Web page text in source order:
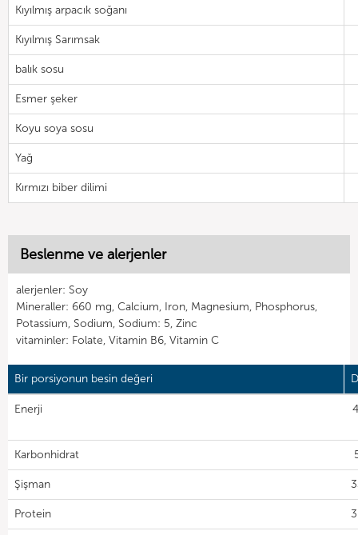
Kıyılmış arpacık soğanı
Kıyılmış Sarımsak
balık sosu
Esmer şeker
Koyu soya sosu
Yağ
Kırmızı biber dilimi
Beslenme ve alerjenler
alerjenler: Soy
Mineraller: 660 mg, Calcium, Iron, Magnesium, Phosphorus,
Potassium, Sodium, Sodium: 5, Zinc
vitaminler: Folate, Vitamin B6, Vitamin C
Bir porsiyonun besin değeri
Enerji
Karbonhidrat
Şişman
Protein